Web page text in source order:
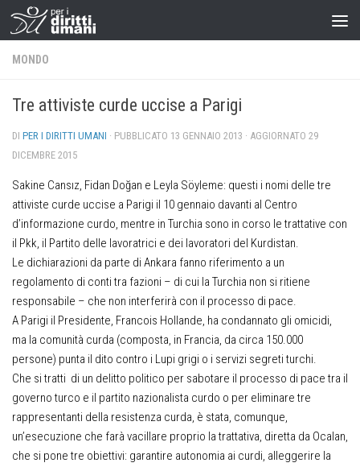
MONDO
Tre attiviste curde uccise a Parigi
DI PER I DIRITTI UMANI · PUBBLICATO 13 GENNAIO 2013 · AGGIORNATO 29
DICEMBRE 2015
Sakine Cansız, Fidan Doğan e Leyla Söyleme: questi i nomi delle tre
attiviste curde uccise a Parigi il 10 gennaio davanti al Centro
d’informazione curdo, mentre in Turchia sono in corso le trattative con
il Pkk, il Partito delle lavoratrici e dei lavoratori del Kurdistan.
Le dichiarazioni da parte di Ankara fanno riferimento a un
regolamento di conti tra fazioni – di cui la Turchia non si ritiene
responsabile – che non interferirà con il processo di pace.
A Parigi il Presidente, Francois Hollande, ha condannato gli omicidi,
ma la comunità curda (composta, in Francia, da circa 150.000
persone) punta il dito contro i Lupi grigi o i servizi segreti turchi.
Che si tratti di un delitto politico per sabotare il processo di pace tra il
governo turco e il partito nazionalista curdo o per eliminare tre
rappresentanti della resistenza curda, è stata, comunque,
un’esecuzione che farà vacillare proprio la trattativa, diretta da Ocalan,
che si pone tre obiettivi: garantire autonomia ai curdi, alleggerire la